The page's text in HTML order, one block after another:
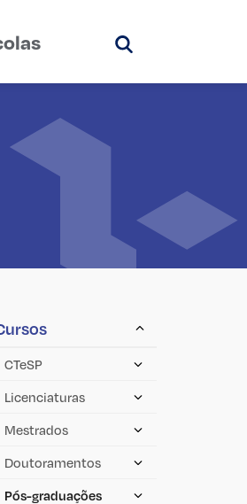
CTeSP
Licenciaturas
Mestrados
Doutoramentos
Pós-graduações